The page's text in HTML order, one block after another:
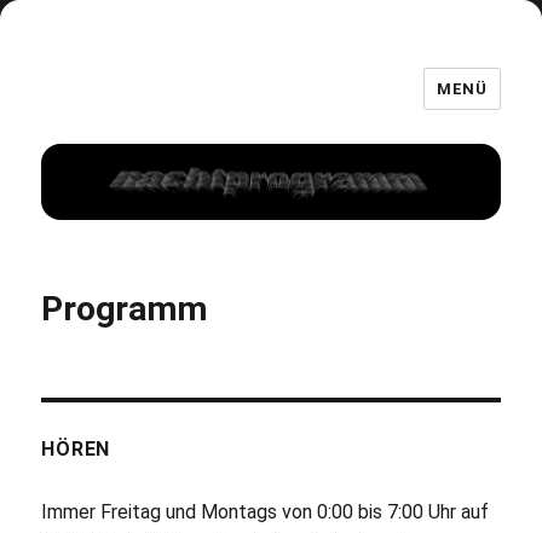
MENÜ
Programm
HÖREN
Immer Freitag und Montags von 0:00 bis 7:00 Uhr auf